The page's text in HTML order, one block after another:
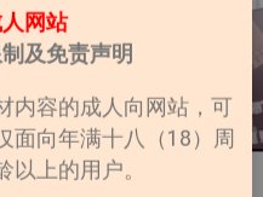
网站
及免责声明
内容的成人向网站，可
面向年满十八（18）周
上的用户。